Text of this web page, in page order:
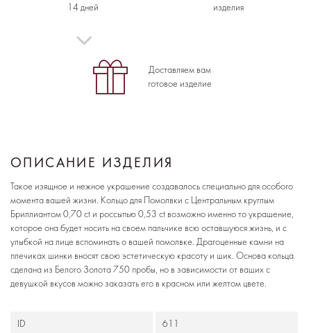
изделия
14 дней
Доставляем вам
готовое изделие
ОПИСАНИЕ ИЗДЕЛИЯ
Такое изящное и нежное украшение создавалось специально для особого
момента вашей жизни. Кольцо для Помолвки с Центральным круглым
Бриллиантом 0,70 ct и россыпью 0,53 ct возможно именно то украшение,
которое она будет носить на своем пальчике всю оставшуюся жизнь, и с
улыбкой на лице вспоминать о вашей помолвке. Драгоценные камни на
плечиках шинки вносят свою эстетическую красоту и шик. Основа кольца
сделана из Белого Золота 750 пробы, но в зависимости от ваших с
девушкой вкусов можно заказать его в красном или желтом цвете.
ID 611